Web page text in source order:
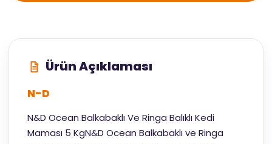
Ürün Açıklaması
N-D
N&D Ocean Balkabaklı Ve Ringa Balıklı Kedi
Maması 5 KgN&D Ocean Balkabaklı ve Ringa